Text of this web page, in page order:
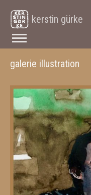
kerstin gürke
galerie illustration